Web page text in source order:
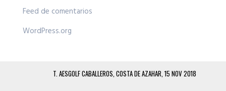
Feed de comentarios
WordPress.org
T. AESGOLF CABALLEROS, COSTA DE AZAHAR, 15 NOV 2018